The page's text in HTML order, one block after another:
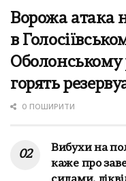
Ворожа атака
в
Оболонському
горять
0 ПОШИРИТИ
Вибухи на
каже про